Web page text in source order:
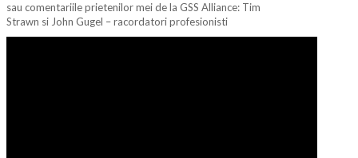
sau comentariile prietenilor mei de la GSS Alliance: Tim
Strawn si John Gugel – racordatori profesionisti